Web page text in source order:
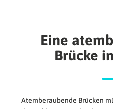
Eine
Brücke
Atemberaubende Brücken